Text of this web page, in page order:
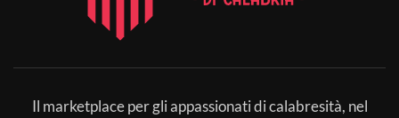
Il marketplace per gli appassionati di calabresità, nel